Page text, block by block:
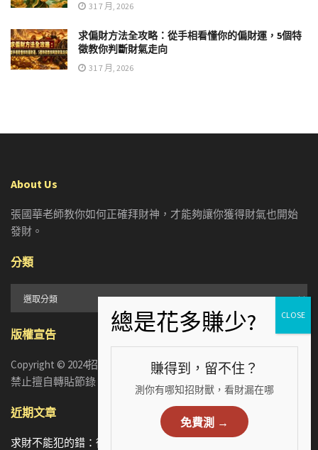
31 7 月, 2026
求偏財方法全攻略：從手相看懂你的偏財運，5個特
徵教你判斷財氣走向
31 7 月, 2026
About Us
張國華老師教你如何正確拜財神，才能夠讓你獲得財氣也開始
發財。
分類
版權宣告
Copyright © 2024招財張國華. ALL RIGHTS RESERVED. 版權所有，
禁止擅自轉貼節錄
近期文章
求財不能犯的錯：從5個手相財運特徵，看懂你漏財的真正原因
賺得到，留不住？
測你有哪知招財獸，看財漏在哪
免費測 →